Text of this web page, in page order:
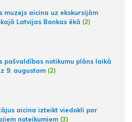
muzejs aicina uz ekskursijām
Latvijas Bankas ēkā (2)
pašvaldības notikumu plāns laikā
9. augustam (2)
aicina izteikt viedokli par
noteikumiem (3)